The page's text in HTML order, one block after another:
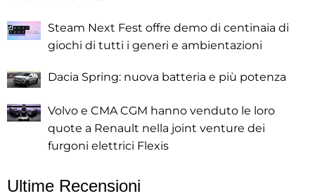
Steam Next Fest offre demo di centinaia di
giochi di tutti i generi e ambientazioni
Dacia Spring: nuova batteria e più potenza
Volvo e CMA CGM hanno venduto le loro
quote a Renault nella joint venture dei
furgoni elettrici Flexis
Ultime Recensioni